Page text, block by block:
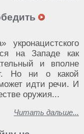
укронацистского
на Западе как
и вполне
Но ни о какой
идти речи. И
оружия...
Читать дальше...